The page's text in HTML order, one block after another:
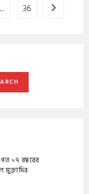
36
১৭ বছরের
মুক্তাদির